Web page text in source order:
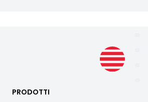
PRODOTTI